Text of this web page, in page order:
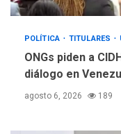
POLÍTICA TITULARES
ONGs piden a
diálogo en
agosto 6, 2026 189